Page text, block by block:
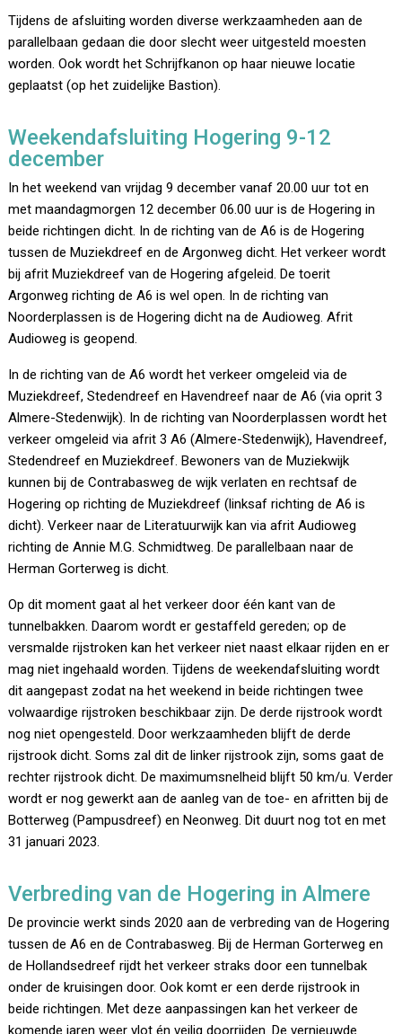
Tijdens de afsluiting worden diverse werkzaamheden aan de
parallelbaan gedaan die door slecht weer uitgesteld moesten
worden. Ook wordt het Schrijfkanon op haar nieuwe locatie
geplaatst (op het zuidelijke Bastion).
Weekendafsluiting Hogering 9-12
december
In het weekend van vrijdag 9 december vanaf 20.00 uur tot en
met maandagmorgen 12 december 06.00 uur is de Hogering in
beide richtingen dicht. In de richting van de A6 is de Hogering
tussen de Muziekdreef en de Argonweg dicht. Het verkeer wordt
bij afrit Muziekdreef van de Hogering afgeleid. De toerit
Argonweg richting de A6 is wel open. In de richting van
Noorderplassen is de Hogering dicht na de Audioweg. Afrit
Audioweg is geopend.
In de richting van de A6 wordt het verkeer omgeleid via de
Muziekdreef, Stedendreef en Havendreef naar de A6 (via oprit 3
Almere-Stedenwijk). In de richting van Noorderplassen wordt het
verkeer omgeleid via afrit 3 A6 (Almere-Stedenwijk), Havendreef,
Stedendreef en Muziekdreef. Bewoners van de Muziekwijk
kunnen bij de Contrabasweg de wijk verlaten en rechtsaf de
Hogering op richting de Muziekdreef (linksaf richting de A6 is
dicht). Verkeer naar de Literatuurwijk kan via afrit Audioweg
richting de Annie M.G. Schmidtweg. De parallelbaan naar de
Herman Gorterweg is dicht.
Op dit moment gaat al het verkeer door één kant van de
tunnelbakken. Daarom wordt er gestaffeld gereden; op de
versmalde rijstroken kan het verkeer niet naast elkaar rijden en er
mag niet ingehaald worden. Tijdens de weekendafsluiting wordt
dit aangepast zodat na het weekend in beide richtingen twee
volwaardige rijstroken beschikbaar zijn. De derde rijstrook wordt
nog niet opengesteld. Door werkzaamheden blijft de derde
rijstrook dicht. Soms zal dit de linker rijstrook zijn, soms gaat de
rechter rijstrook dicht. De maximumsnelheid blijft 50 km/u. Verder
wordt er nog gewerkt aan de aanleg van de toe- en afritten bij de
Botterweg (Pampusdreef) en Neonweg. Dit duurt nog tot en met
31 januari 2023.
Verbreding van de Hogering in Almere
De provincie werkt sinds 2020 aan de verbreding van de Hogering
tussen de A6 en de Contrabasweg. Bij de Herman Gorterweg en
de Hollandsedreef rijdt het verkeer straks door een tunnelbak
onder de kruisingen door. Ook komt er een derde rijstrook in
beide richtingen. Met deze aanpassingen kan het verkeer de
komende jaren weer vlot én veilig doorrijden. De vernieuwde